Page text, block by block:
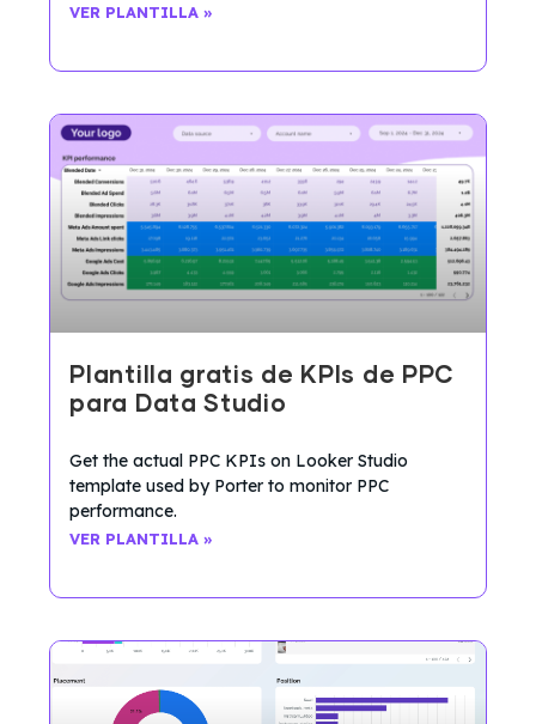
VER PLANTILLA »
Plantilla gratis de KPIs de PPC
para Data Studio
Get the actual PPC KPIs on Looker Studio
template used by Porter to monitor PPC
performance.
VER PLANTILLA »